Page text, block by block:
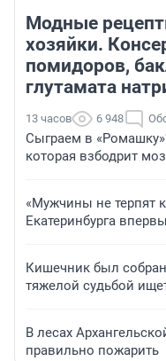
Модные
хозяйки.
помидоров,
глутамата
13 часов 6 948
Сыграем в
которая взбодрит
«Мужчины не терпят
Екатеринбурга
Кишечник был
тяжелой судьбой
В лесах
правильно пожарить